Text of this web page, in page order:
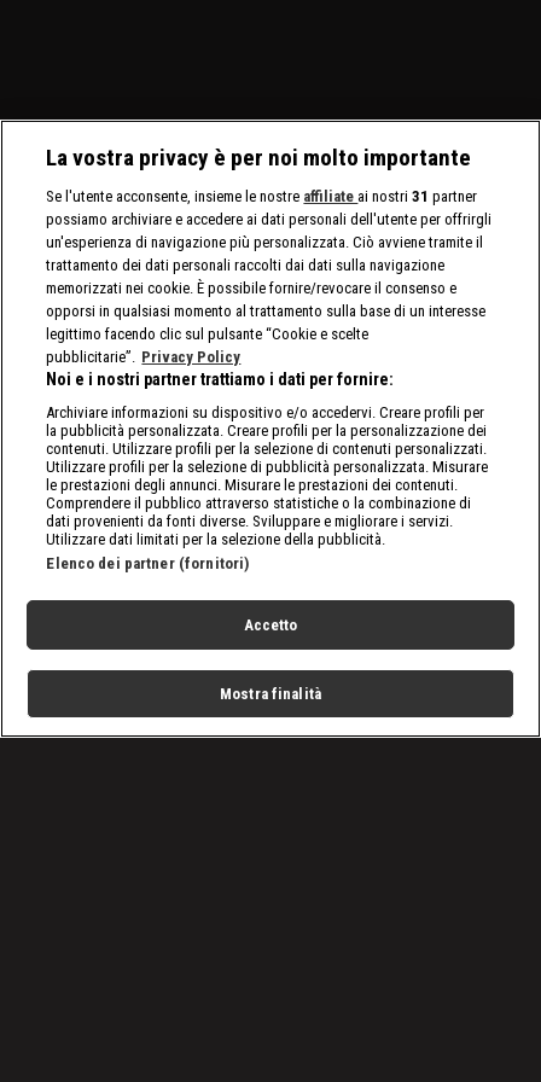
La vostra privacy è per noi molto importante
Se l'utente acconsente, insieme le nostre affiliate ai nostri31 partner
possiamo archiviare e accedere ai dati personali dell'utente per offrirgli
un'esperienza di navigazione più personalizzata. Ciò avviene tramite il
trattamento dei dati personali raccolti dai dati sulla navigazione
memorizzati nei cookie. È possibile fornire/revocare il consenso e
opporsi in qualsiasi momento al trattamento sulla base di un interesse
legittimo facendo clic sul pulsante “Cookie e scelte
pubblicitarie”. Privacy Policy
Noi e i nostri partner trattiamo i dati per fornire:
Archiviare informazioni su dispositivo e/o accedervi. Creare profili per
la pubblicità personalizzata. Creare profili per la personalizzazione dei
contenuti. Utilizzare profili per la selezione di contenuti personalizzati.
Utilizzare profili per la selezione di pubblicità personalizzata. Misurare
le prestazioni degli annunci. Misurare le prestazioni dei contenuti.
Comprendere il pubblico attraverso statistiche o la combinazione di
dati provenienti da fonti diverse. Sviluppare e migliorare i servizi.
Utilizzare dati limitati per la selezione della pubblicità.
Elenco dei partner (fornitori)
Accetto
Mostra finalità